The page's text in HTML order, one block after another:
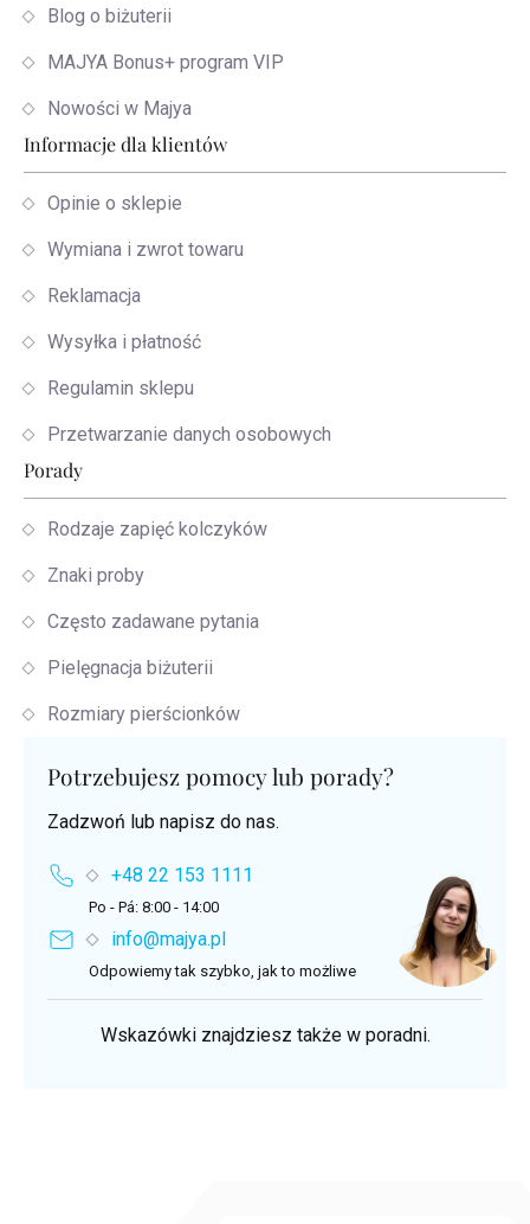
Blog o biżuterii
MAJYA Bonus+ program VIP
Nowości w Majya
Informacje dla klientów
Opinie o sklepie
Wymiana i zwrot towaru
Reklamacja
Wysyłka i płatność
Regulamin sklepu
Przetwarzanie danych osobowych
Porady
Rodzaje zapięć kolczyków
Znaki proby
Często zadawane pytania
Pielęgnacja biżuterii
Rozmiary pierścionków
Potrzebujesz pomocy lub porady?
Zadzwoń lub napisz do nas.
+48 22 153 1111
Po - Pá: 8:00 - 14:00
info@majya.pl
Odpowiemy tak szybko, jak to możliwe
Wskazówki znajdziesz także w poradni.